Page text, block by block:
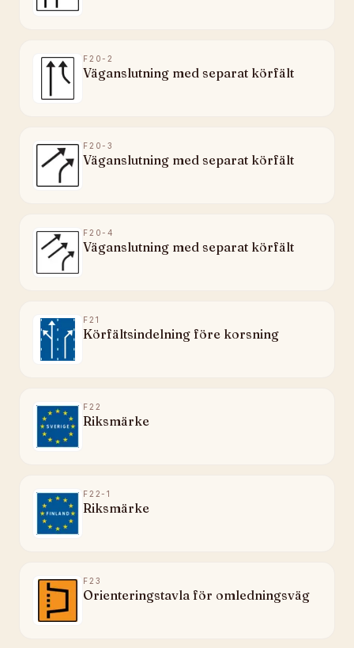
F20-2
Väganslutning med separat körfält
F20-3
Väganslutning med separat körfält
F20-4
Väganslutning med separat körfält
F21
Körfältsindelning före korsning
F22
Riksmärke
F22-1
Riksmärke
F23
Orienteringstavla för omledningsväg